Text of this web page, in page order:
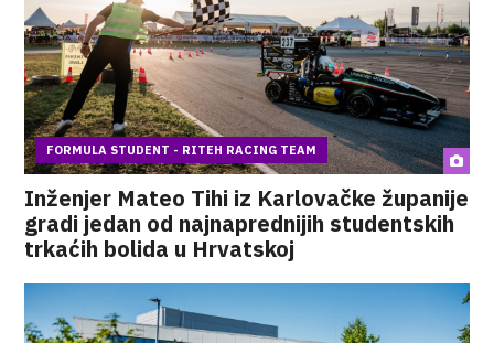
FORMULA STUDENT - RITEH RACING TEAM
Inženjer Mateo Tihi iz Karlovačke županije
gradi jedan od najnaprednijih studentskih
trkaćih bolida u Hrvatskoj